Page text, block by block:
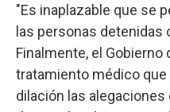
"Es inaplazable que se
las personas detenidas
Finalmente, el Gobierno
tratamiento médico
dilación las